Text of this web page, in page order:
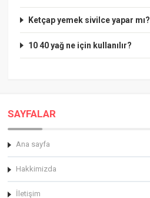
Ketçap yemek sivilce yapar mı?
10 40 yağ ne için kullanılır?
SAYFALAR
Ana sayfa
Hakkimizda
İletişim